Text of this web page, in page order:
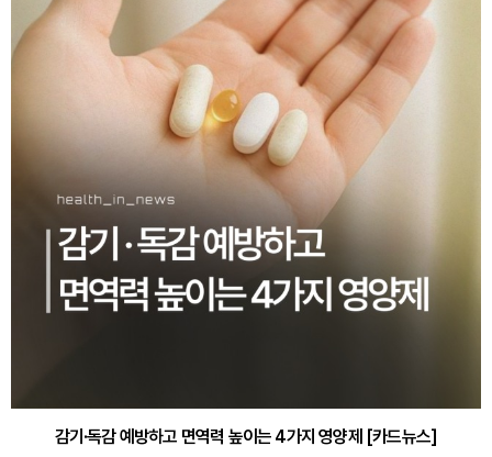
감기·독감 예방하고 면역력 높이는 4가지 영양제 [카드뉴스]